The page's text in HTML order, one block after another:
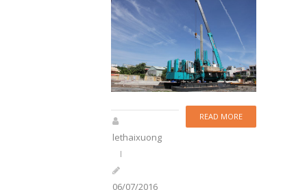
READ MORE
lethaixuong
06/07/2016